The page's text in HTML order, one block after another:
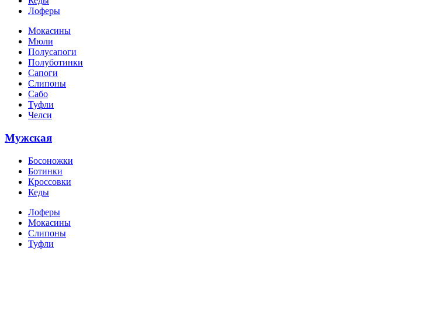
Лоферы
Мокасины
Мюли
Полусапоги
Полуботинки
Сапоги
Слипоны
Сабо
Туфли
Челси
Мужская
Босоножки
Ботинки
Кроссовки
Кеды
Лоферы
Мокасины
Слипоны
Туфли